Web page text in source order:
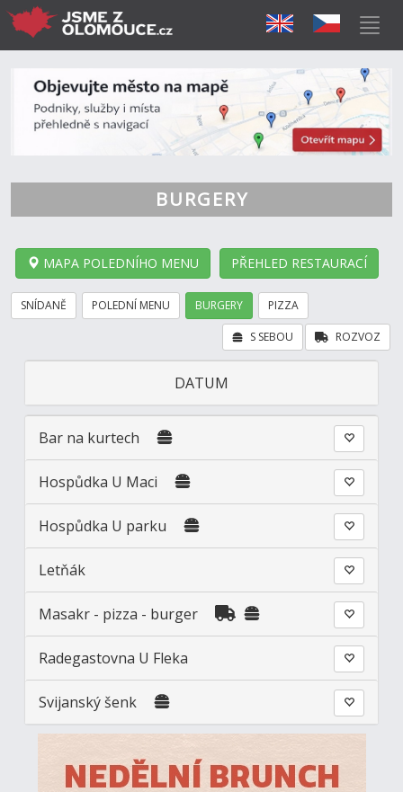
BURGERY
MAPA POLEDNÍHO MENU PŘEHLED RESTAURACÍ
SNÍDANĚ POLEDNÍ MENU BURGERY PIZZA
ROZVOZ
S SEBOU
DATUM
Bar na kurtech
Hospůdka U Maci
Hospůdka U parku
Letňák
Masakr - pizza - burger
Radegastovna U Fleka
Svijanský šenk